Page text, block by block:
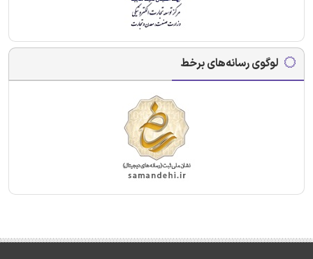
لوگوی رسانه‌های برخط